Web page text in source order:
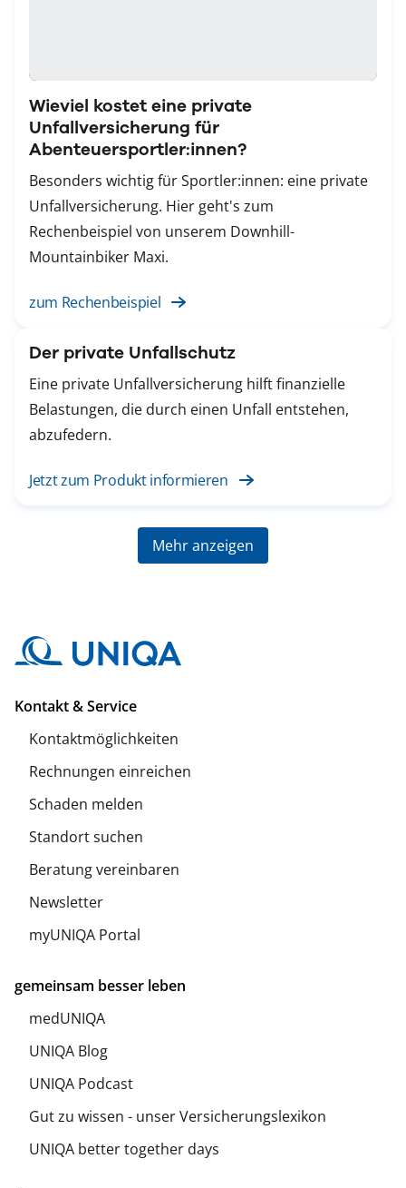
Wieviel kostet eine private
Unfallversicherung für
Abenteuersportler:innen?
Besonders wichtig für Sportler:innen: eine private
Unfallversicherung. Hier geht's zum
Rechenbeispiel von unserem Downhill-
Mountainbiker Maxi.
zum Rechenbeispiel
Der private Unfallschutz
Eine private Unfallversicherung hilft finanzielle
Belastungen, die durch einen Unfall entstehen,
abzufedern.
Jetzt zum Produkt informieren
Mehr anzeigen
Kontakt & Service
Kontaktmöglichkeiten
Rechnungen einreichen
Schaden melden
Standort suchen
Beratung vereinbaren
Newsletter
myUNIQA Portal
gemeinsam besser leben
medUNIQA
UNIQA Blog
UNIQA Podcast
Gut zu wissen - unser Versicherungslexikon
UNIQA better together days